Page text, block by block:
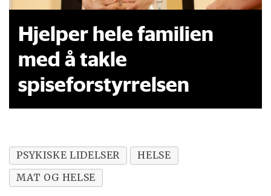
Hjelper hele familien
med å takle
spiseforstyrrelsen
PSYKISKE LIDELSER
HELSE
MAT OG HELSE